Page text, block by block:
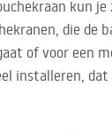
kun
die de
of voor een
installeren,